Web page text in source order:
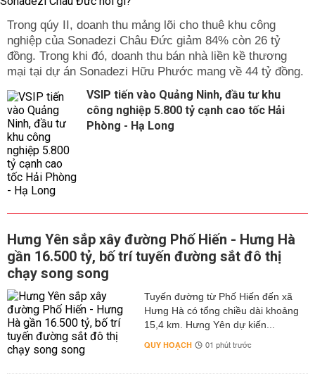
Trong qúy II, doanh thu mảng lõi cho thuê khu công
nghiệp của Sonadezi Châu Đức giảm 84% còn 26 tỷ
đồng. Trong khi đó, doanh thu bán nhà liền kề thương
mại tại dự án Sonadezi Hữu Phước mang về 44 tỷ đồng.
VSIP tiến vào Quảng Ninh, đầu tư khu
công nghiệp 5.800 tỷ cạnh cao tốc Hải
Phòng - Hạ Long
Hưng Yên sắp xây đường Phố Hiến - Hưng Hà
gần 16.500 tỷ, bố trí tuyến đường sắt đô thị
chạy song song
Tuyến đường từ Phố Hiến đến xã
Hưng Hà có tổng chiều dài khoảng
15,4 km. Hưng Yên dự kiến...
QUY HOẠCH 01 phút trước